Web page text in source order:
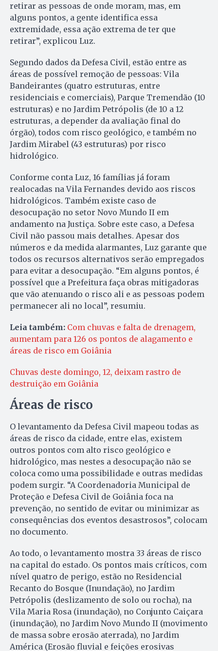
retirar as pessoas de onde moram, mas, em
alguns pontos, a gente identifica essa
extremidade, essa ação extrema de ter que
retirar”, explicou Luz.
Segundo dados da Defesa Civil, estão entre as
áreas de possível remoção de pessoas: Vila
Bandeirantes (quatro estruturas, entre
residenciais e comerciais), Parque Tremendão (10
estruturas) e no Jardim Petrópolis (de 10 a 12
estruturas, a depender da avaliação final do
órgão), todos com risco geológico, e também no
Jardim Mirabel (43 estruturas) por risco
hidrológico.
Conforme conta Luz, 16 famílias já foram
realocadas na Vila Fernandes devido aos riscos
hidrológicos. Também existe caso de
desocupação no setor Novo Mundo II em
andamento na Justiça. Sobre este caso, a Defesa
Civil não passou mais detalhes. Apesar dos
números e da medida alarmantes, Luz garante que
todos os recursos alternativos serão empregados
para evitar a desocupação. “Em alguns pontos, é
possível que a Prefeitura faça obras mitigadoras
que vão atenuando o risco ali e as pessoas podem
permanecer ali no local”, resumiu.
Leia também: Com chuvas e falta de drenagem,
aumentam para 126 os pontos de alagamento e
áreas de risco em Goiânia
Chuvas deste domingo, 12, deixam rastro de
destruição em Goiânia
Áreas de risco
O levantamento da Defesa Civil mapeou todas as
áreas de risco da cidade, entre elas, existem
outros pontos com alto risco geológico e
hidrológico, mas nestes a desocupação não se
coloca como uma possibilidade e outras medidas
podem surgir. “A Coordenadoria Municipal de
Proteção e Defesa Civil de Goiânia foca na
prevenção, no sentido de evitar ou minimizar as
consequências dos eventos desastrosos”, colocam
no documento.
Ao todo, o levantamento mostra 33 áreas de risco
na capital do estado. Os pontos mais críticos, com
nível quatro de perigo, estão no Residencial
Recanto do Bosque (Inundação), no Jardim
Petrópolis (deslizamento de solo ou rocha), na
Vila Maria Rosa (inundação), no Conjunto Caiçara
(inundação), no Jardim Novo Mundo II (movimento
de massa sobre erosão aterrada), no Jardim
América (Erosão fluvial e feições erosivas